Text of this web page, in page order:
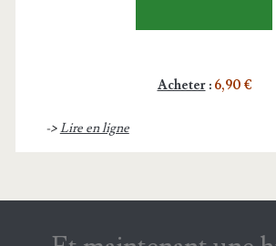
Acheter: 6,90 €
->Lire en ligne